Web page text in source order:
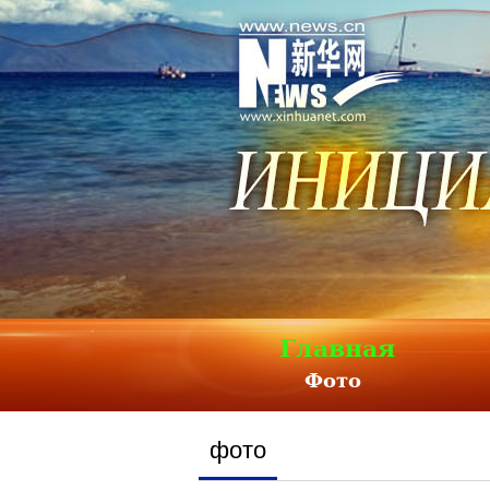
Главная
Фото
фото